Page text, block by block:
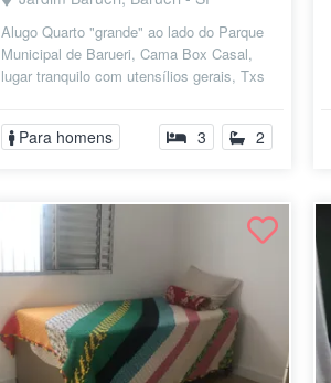
Alugo Quarto "grande" ao lado do Parque
Municipal de Barueri, Cama Box Casal,
lugar tranquilo com utensílios gerais, Txs
Para homens 3 2